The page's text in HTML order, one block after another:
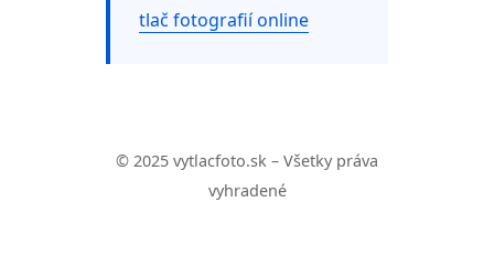
tlač fotografií online
© 2025 vytlacfoto.sk – Všetky práva
vyhradené